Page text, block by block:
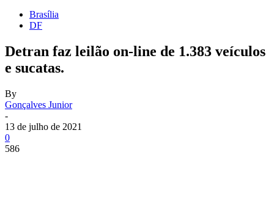
Brasília
DF
Detran faz leilão on-line de 1.383 veículos
e sucatas.
By
Gonçalves Junior
-
13 de julho de 2021
0
586